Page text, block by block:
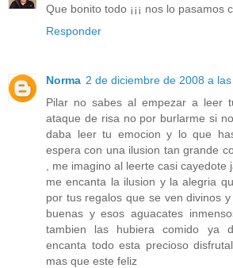
Que bonito todo ¡¡¡ nos lo pasamos
Responder
Norma 2 de diciembre de 2008 a
Pilar no sabes al empezar a leer
ataque de risa no por burlarme si
daba leer tu emocion y lo que
espera con una ilusion tan grande
, me imagino al leerte casi
me encanta la ilusion y la alegria
por tus regalos que se ven divinos
buenas y esos aguacates
tambien las hubiera comido ya
encanta todo esta precioso
mas que este feliz